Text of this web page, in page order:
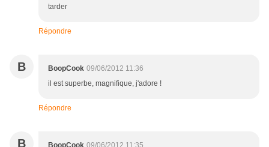
tarder
Répondre
B BoopCook 09/06/2012 11:36
il est superbe, magnifique, j'adore !
Répondre
B BoopCook 09/06/2012 11:35